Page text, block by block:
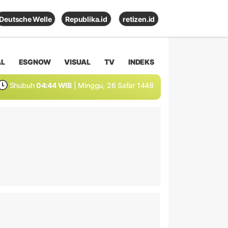
Deutsche Welle Republika.id retizen.id
ESGNOW VISUAL TV INDEKS
Shubuh 04:44 WIB | Minggu, 26 Safar 1448